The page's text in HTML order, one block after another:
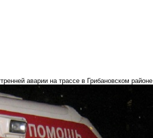
аварии на трассе в Грибановском районе